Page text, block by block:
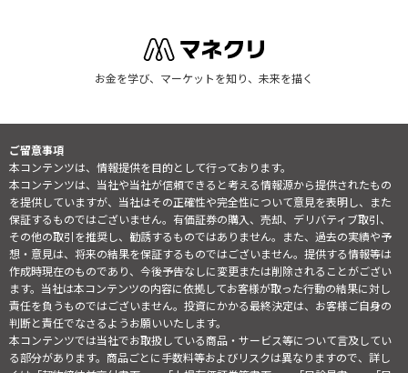
お金を学び、マーケットを知り、未来を描く
ご留意事項
本コンテンツは、情報提供を目的として行っております。
本コンテンツは、当社や当社が信頼できると考える情報源から提供されたもの
を提供していますが、当社はその正確性や完全性について意見を表明し、また
保証するものではございません。有価証券の購入、売却、デリバティブ取引、
その他の取引を推奨し、勧誘するものではありません。また、過去の実績や予
想・意見は、将来の結果を保証するものではございません。提供する情報等は
作成時現在のものであり、今後予告なしに変更または削除されることがござい
ます。当社は本コンテンツの内容に依拠してお客様が取った行動の結果に対し
責任を負うものではございません。投資にかかる最終決定は、お客様ご自身の
判断と責任でなさるようお願いいたします。
本コンテンツでは当社でお取扱している商品・サービス等について言及してい
る部分があります。商品ごとに手数料等およびリスクは異なりますので、詳し